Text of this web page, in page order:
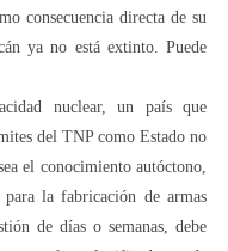
consecuencia directa de su
ya no está extinto. Puede
nuclear, un país que
del TNP como Estado no
el conocimiento autóctono,
la fabricación de armas
de días o semanas, debe